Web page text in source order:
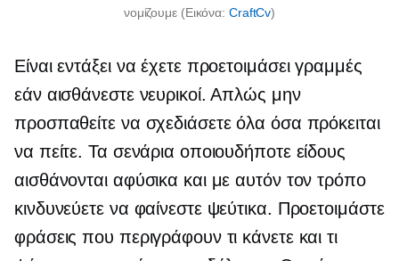
νομίζουμε (Εικόνα: CraftCv)
Είναι εντάξει να έχετε προετοιμάσει γραμμές
εάν αισθάνεστε νευρικοί. Απλώς μην
προσπαθείτε να σχεδιάσετε όλα όσα πρόκειται
να πείτε. Τα σενάρια οποιουδήποτε είδους
αισθάνονται αφύσικα και με αυτόν τον τρόπο
κινδυνεύετε να φαίνεστε ψεύτικα. Προετοιμάστε
φράσεις που περιγράφουν τι κάνετε και τι